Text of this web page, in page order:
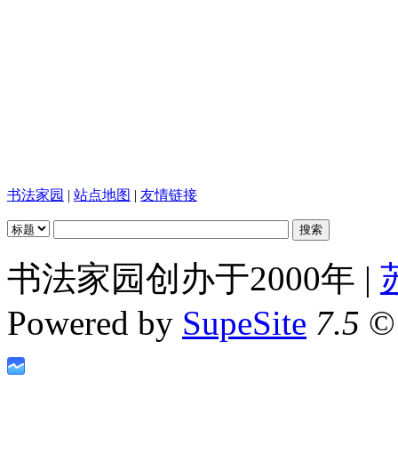
书法家园 | 站点地图 | 友情链接
书法家园创办于2000年 |
Powered by SupeSite 7.5 ©